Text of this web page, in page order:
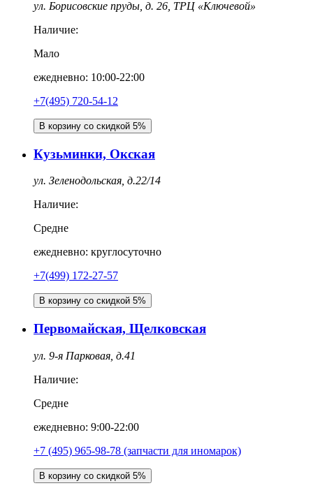
ул. Борисовские пруды, д. 26, ТРЦ «Ключевой»
Наличие:
Мало
ежедневно: 10:00-22:00
+7(495) 720-54-12
В корзину со скидкой 5%
Кузьминки, Окская
ул. Зеленодольская, д.22/14
Наличие:
Средне
ежедневно: круглосуточно
+7(499) 172-27-57
В корзину со скидкой 5%
Первомайская, Щелковская
ул. 9-я Парковая, д.41
Наличие:
Средне
ежедневно: 9:00-22:00
+7 (495) 965-98-78 (запчасти для иномарок)
В корзину со скидкой 5%